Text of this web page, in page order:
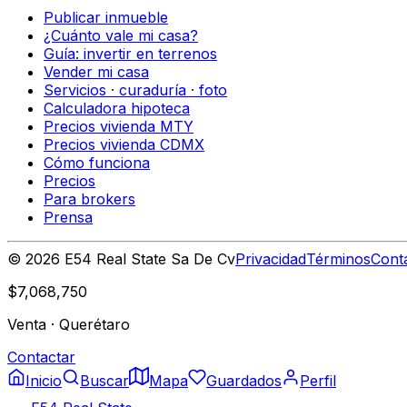
Publicar inmueble
¿Cuánto vale mi casa?
Guía: invertir en terrenos
Vender mi casa
Servicios · curaduría · foto
Calculadora hipoteca
Precios vivienda MTY
Precios vivienda CDMX
Cómo funciona
Precios
Para brokers
Prensa
© 2026 E54 Real State Sa De CvPrivacidadTérminos
$7,068,750
Venta · Querétaro
Contactar
Inicio
Buscar Mapa Guardados
Perfil